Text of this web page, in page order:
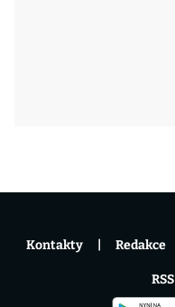
Kontakty Redakce
RSS